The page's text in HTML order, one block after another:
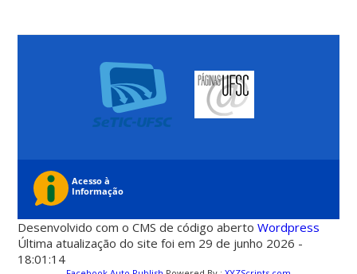
Desenvolvido com o CMS de código abertoWordpress
Última atualização do site foi em 29 de junho 2026 -
18:01:14